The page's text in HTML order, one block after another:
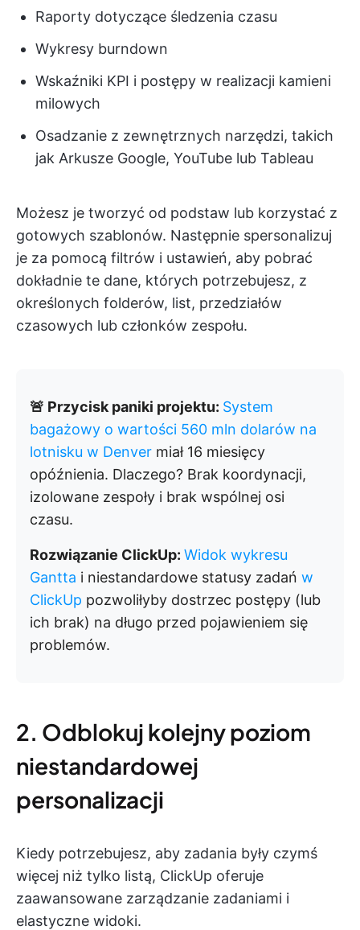
Raporty dotyczące śledzenia czasu
Wykresy burndown
Wskaźniki KPI i postępy w realizacji kamieni
milowych
Osadzanie z zewnętrznych narzędzi, takich
jak Arkusze Google, YouTube lub Tableau
Możesz je tworzyć od podstaw lub korzystać z
gotowych szablonów. Następnie spersonalizuj
je za pomocą filtrów i ustawień, aby pobrać
dokładnie te dane, których potrzebujesz, z
określonych folderów, list, przedziałów
czasowych lub członków zespołu.
🚨 Przycisk paniki projektu: System
bagażowy o wartości 560 mln dolarów na
lotnisku w Denver miał 16 miesięcy
opóźnienia. Dlaczego? Brak koordynacji,
izolowane zespoły i brak wspólnej osi
czasu.
Rozwiązanie ClickUp: Widok wykresu
Gantta i niestandardowe statusy zadań w
ClickUp pozwoliłyby dostrzec postępy (lub
ich brak) na długo przed pojawieniem się
problemów.
2. Odblokuj kolejny poziom
niestandardowej
personalizacji
Kiedy potrzebujesz, aby zadania były czymś
więcej niż tylko listą, ClickUp oferuje
zaawansowane zarządzanie zadaniami i
elastyczne widoki.